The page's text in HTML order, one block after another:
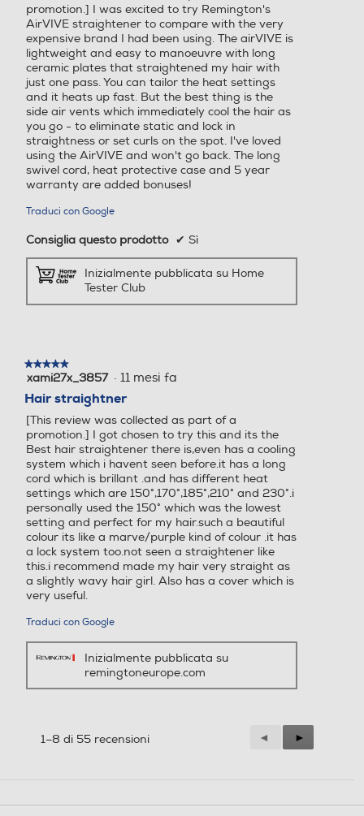
promotion.] I was excited to try Remington's
AirVIVE straightener to compare with the very
expensive brand I had been using. The airVIVE is
lightweight and easy to manoeuvre with long
ceramic plates that straightened my hair with
just one pass. You can tailor the heat settings
and it heats up fast. But the best thing is the
side air vents which immediately cool the hair as
you go - to eliminate static and lock in
straightness or set curls on the spot. I've loved
using the AirVIVE and won't go back. The long
swivel cord, heat protective case and 5 year
warranty are added bonuses!
Traduci con Google
Consiglia questo prodotto ✔ Sì
Inizialmente pubblicata su Home
Tester Club
★★★★★
★★★★★
5
5
stelle.
xami27x_3857 · 11 mesi fa
Hair straightner
[This review was collected as part of a
promotion.] I got chosen to try this and its the
Best hair straightener there is,even has a cooling
system which i havent seen before.it has a long
cord which is brillant .and has different heat
settings which are 150°,170°,185°,210° and 230°.i
personally used the 150° which was the lowest
setting and perfect for my hair.such a beautiful
colour its like a marve/purple kind of colour .it has
a lock system too.not seen a straightener like
this.i recommend made my hair very straight as
a slightly wavy hair girl. Also has a cover which is
very useful.
Traduci con Google
Inizialmente pubblicata su
remingtoneurope.com
1–8 di 55 recensioni
Precedente
Reviews
◄
Successiva
Reviews
►